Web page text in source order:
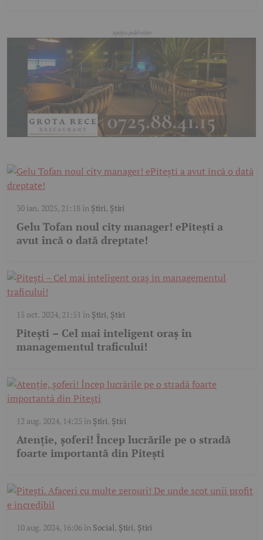
30 ian. 2025, 21:18în Știri, Știri
Gelu Tofan noul city manager! ePitești a
avut încă o dată dreptate!
15 oct. 2024, 21:51 în Știri, Știri
Pitești – Cel mai inteligent oraș în
managementul traficului!
12 aug. 2024, 14:25 în Știri, Știri
Atenție, șoferi! Încep lucrările pe o stradă
foarte importantă din Pitești
10 aug. 2024, 16:06în Social, Știri, Știri